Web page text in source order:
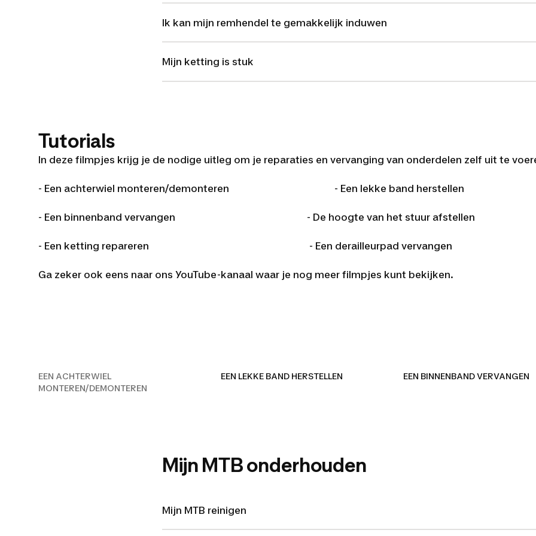
Ik kan mijn remhendel te gemakkelijk induwen
Mijn ketting is stuk
Tutorials
In deze filmpjes krijg je de nodige uitleg om je reparaties en vervanging van onderdelen zelf uit te
- Een achterwiel monteren/demonteren - Een lekke band herstellen
- Een binnenband vervangen - De hoogte van het stuur afstellen
- Een ketting repareren - Een derailleurpad vervangen
Ga zeker ook eens naar ons YouTube-kanaal waar je nog meer filmpjes kunt bekijken.
EEN ACHTERWIEL
MONTEREN/DEMONTEREN
EEN LEKKE BAND HERSTELLEN EEN BINNENBAND VERVANGEN
Mijn MTB onderhouden
Mijn MTB reinigen